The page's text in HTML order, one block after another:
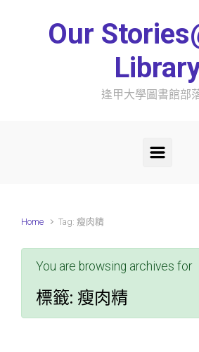
Our
逢甲大學圖書館部
Home Tag: 瘦肉精
You are browsing archives for
標籤: 瘦肉精